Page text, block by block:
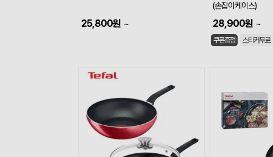
25,800원 ~
(손잡이케이스)
28,900원 ~
쿠폰증정 스티커무료